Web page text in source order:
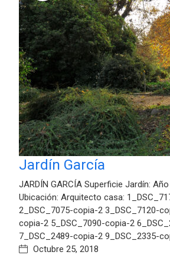
Jardín García
JARDÍN GARCÍA Superficie Jardín:
Ubicación: Arquitecto casa:
2_DSC_7075-copia-2 3_DSC_7120-
copia-2 5_DSC_7090-copia-2
7_DSC_2489-copia-2 9_DSC_2335-
Octubre 25, 2018